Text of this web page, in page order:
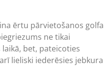
ērtu pārvietošanos golfa
ne tikai
bet, pateicoties
lieliski iederēsies jebkura